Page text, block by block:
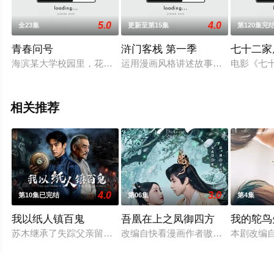
全23集 5.0
青春问号
海滨某大学校园里，花香四溢的林荫小道，恣意奔放的海边沙
更新至第15集 4.0
浒门客栈 第一季
运用漫画风格讲述故事情节，贴近
第120集完
七十二
电影《七
相关推荐
第10集已完结 4.0
我以纸人镇百鬼
苏木继承了失踪父亲留下的白事馆，本想低调扎纸维生，却因
第06集 3.0
吾凰在上之凤御四方
改编自快看漫画作者嗷小泽的独家连
第4集
我的鸵
本剧改编